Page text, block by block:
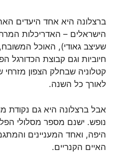
ברצלונה היא אחד היעדים
הישראלים – האדריכלות
שעיצב גאודי), האוכל
חיוביות וגם קבוצת הכדורגל
קטלוניה שבחלק הצפון
לאורך כל השנה.
אבל ברצלונה היא גם נקודת
נופש. ישנם מספר מסלולי
היפה, ואחד המעניינים
האיים הקנריים.